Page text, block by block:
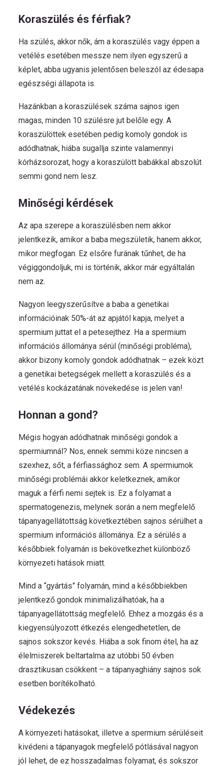
Koraszülés és férfiak?
Ha szülés, akkor nők, ám a koraszülés vagy éppen a
vetélés esetében messze nem ilyen egyszerű a
képlet, abba ugyanis jelentősen beleszól az édesapa
egészségi állapota is.
Hazánkban a koraszülések száma sajnos igen
magas, minden 10 szülésre jut belőle egy. A
koraszülöttek esetében pedig komoly gondok is
adódhatnak, hiába sugallja szinte valamennyi
kórházsorozat, hogy a koraszülött babákkal abszolút
semmi gond nem lesz.
Minőségi kérdések
Az apa szerepe a koraszülésben nem akkor
jelentkezik, amikor a baba megszületik, hanem akkor,
mikor megfogan. Ez elsőre furának tűnhet, de ha
végiggondoljuk, mi is történik, akkor már egyáltalán
nem az.
Nagyon leegyszerűsítve a baba a genetikai
információinak 50%-át az apjától kapja, melyet a
spermium juttat el a petesejthez. Ha a spermium
információs állománya sérül (minőségi probléma),
akkor bizony komoly gondok adódhatnak – ezek közt
a genetikai betegségek mellett a koraszülés és a
vetélés kockázatának növekedése is jelen van!
Honnan a gond?
Mégis hogyan adódhatnak minőségi gondok a
spermiumnál? Nos, ennek semmi köze nincsen a
szexhez, sőt, a férfiassághoz sem. A spermiumok
minőségi problémái akkor keletkeznek, amikor
maguk a férfi nemi sejtek is. Ez a folyamat a
spermatogenezis, melynek során a nem megfelelő
tápanyagellátottság következtében sajnos sérülhet a
spermium információs állománya. Ez a sérülés a
későbbiek folyamán is bekövetkezhet különböző
környezeti hatások miatt.
Mind a “gyártás” folyamán, mind a későbbiekben
jelentkező gondok minimalizálhatóak, ha a
tápanyagellátottság megfelelő. Ehhez a mozgás és a
kiegyensúlyozott étkezés elengedhetetlen, de
sajnos sokszor kevés. Hiába a sok finom étel, ha az
élelmiszerek beltartalma az utóbbi 50 évben
drasztikusan csökkent – a tápanyaghiány sajnos sok
esetben borítékolható.
Védekezés
A környezeti hatásokat, illetve a spermium sérüléseit
kivédeni a tápanyagok megfelelő pótlásával nagyon
jól lehet, de ez hosszadalmas folyamat, és sokszor